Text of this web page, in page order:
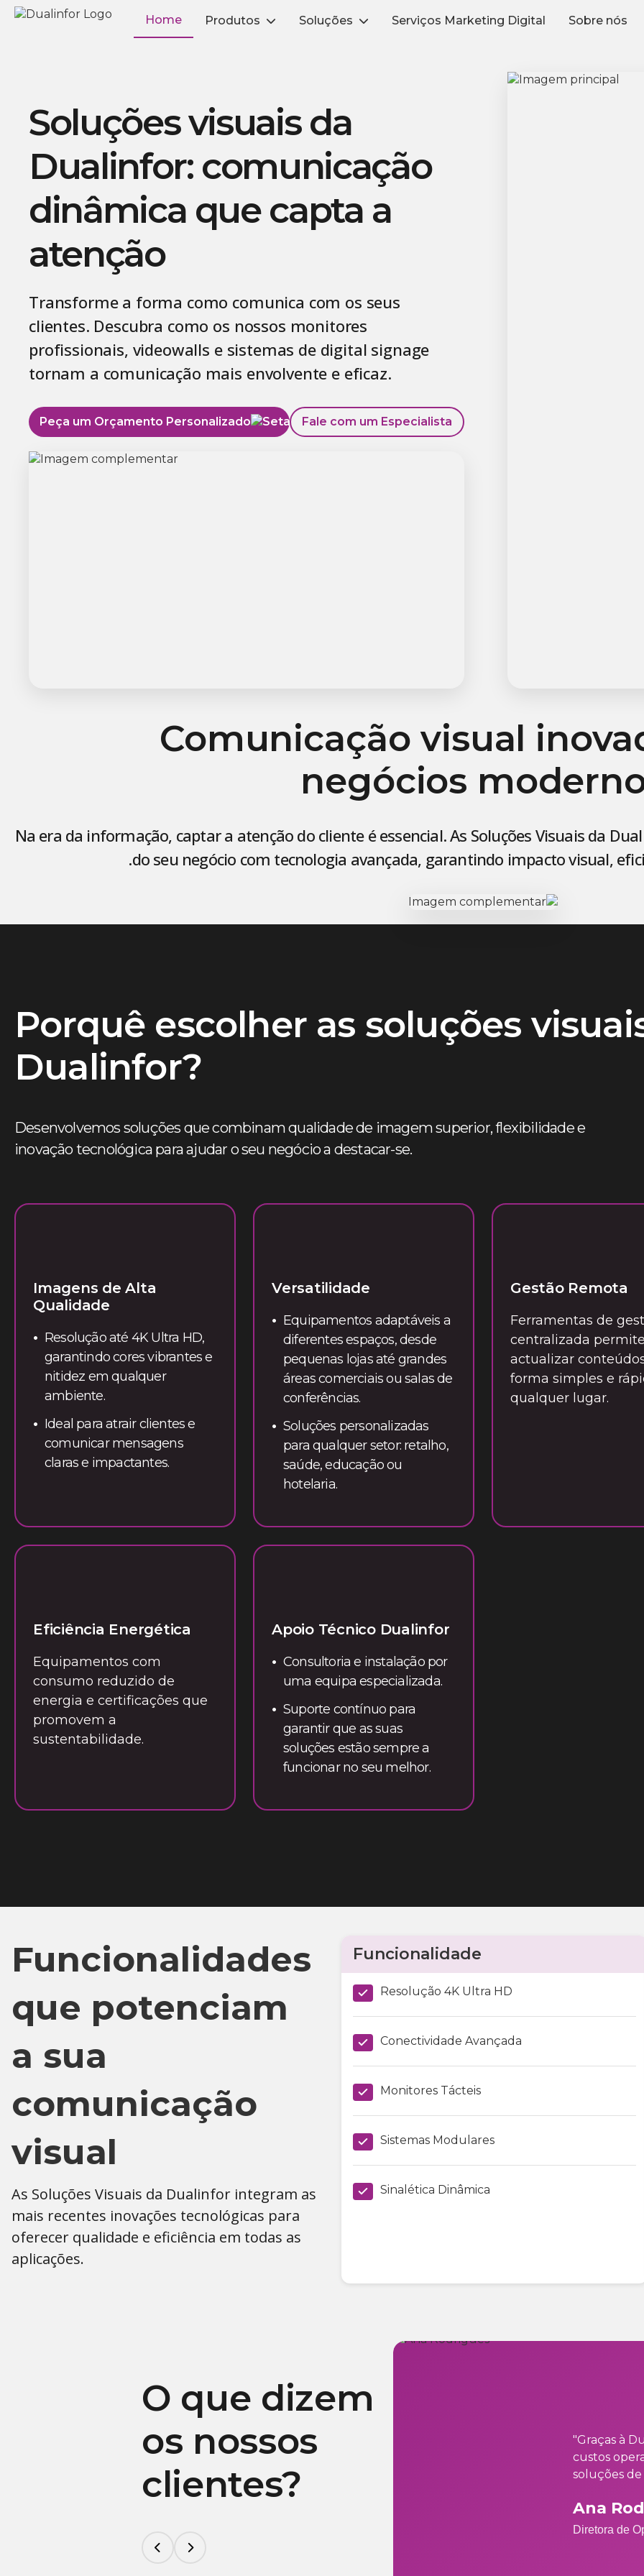
Home Produtos Soluções Serviços Marketing Digital Sobre nós
Soluções visuais da
Dualinfor: comunicação
dinâmica que capta a
atenção
Transforme a forma como comunica com os seus
clientes. Descubra como os nossos monitores
profissionais, videowalls e sistemas de digital signage
tornam a comunicação mais envolvente e eficaz.
Peça um Orçamento Personalizado Fale com um Especialista
Comunicação visual
negócios
Na era da informação, captar a atenção do cliente é essencial. As Soluções Visuais da
do seu negócio com tecnologia avançada, garantindo impacto visual,
Porquê escolher as soluções
Dualinfor?
Desenvolvemos soluções que combinam qualidade de imagem superior, flexibilidade e
inovação tecnológica para ajudar o seu negócio a destacar-se.
Imagens de Alta
Qualidade
Resolução até 4K Ultra HD,
garantindo cores vibrantes e
nitidez em qualquer
ambiente.
Ideal para atrair clientes e
comunicar mensagens
claras e impactantes.
Versatilidade
Equipamentos adaptáveis a
diferentes espaços, desde
pequenas lojas até grandes
áreas comerciais ou salas de
conferências.
Soluções personalizadas
para qualquer setor: retalho,
saúde, educação ou
hotelaria.
Gestão Remota
Ferramentas de
centralizada
actualizar
forma simples e
qualquer lugar.
Eficiência Energética
Equipamentos com
consumo reduzido de
energia e certificações que
promovem a
sustentabilidade.
Apoio Técnico Dualinfor
Consultoria e instalação por
uma equipa especializada.
Suporte contínuo para
garantir que as suas
soluções estão sempre a
funcionar no seu melhor.
Funcionalidades
que potenciam
a sua
comunicação
visual
As Soluções Visuais da Dualinfor integram as
mais recentes inovações tecnológicas para
oferecer qualidade e eficiência em todas as
aplicações.
Funcionalidade
Resolução 4K Ultra HD
Conectividade Avançada
Monitores Tácteis
Sistemas Modulares
Sinalética Dinâmica
O que dizem
os nossos
clientes?
 
"Graças à
custos
soluções de
Ana
Diretora de